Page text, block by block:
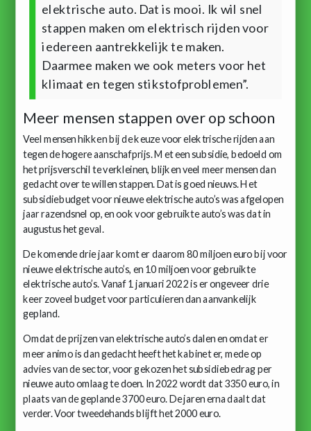
elektrische auto. Dat is mooi. Ik wil snel
stappen maken om elektrisch rijden voor
iedereen aantrekkelijk te maken.
Daarmee maken we ook meters voor het
klimaat en tegen stikstofproblemen”.
Meer mensen stappen over op schoon
Veel mensen hikken bij de keuze voor elektrische rijden aan
tegen de hogere aanschafprijs. Met een subsidie, bedoeld om
het prijsverschil te verkleinen, blijken veel meer mensen dan
gedacht over te willen stappen. Dat is goed nieuws. Het
subsidiebudget voor nieuwe elektrische auto’s was afgelopen
jaar razendsnel op, en ook voor gebruikte auto’s was dat in
augustus het geval.
De komende drie jaar komt er daarom 80 miljoen euro bij voor
nieuwe elektrische auto’s, en 10 miljoen voor gebruikte
elektrische auto’s. Vanaf 1 januari 2022 is er ongeveer drie
keer zoveel budget voor particulieren dan aanvankelijk
gepland.
Omdat de prijzen van elektrische auto’s dalen en omdat er
meer animo is dan gedacht heeft het kabinet er, mede op
advies van de sector, voor gekozen het subsidiebedrag per
nieuwe auto omlaag te doen. In 2022 wordt dat 3350 euro, in
plaats van de geplande 3700 euro. De jaren erna daalt dat
verder. Voor tweedehands blijft het 2000 euro.